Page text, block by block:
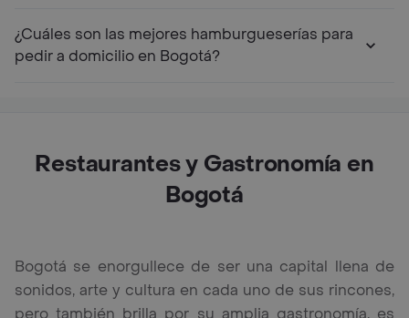
¿Cuáles son las mejores hamburgueserías para
pedir a domicilio en Bogotá?
Restaurantes y Gastronomía en
Bogotá
Bogotá se enorgullece de ser una capital llena de
sonidos, arte y cultura en cada uno de sus rincones,
pero también brilla por su amplia gastronomía, es